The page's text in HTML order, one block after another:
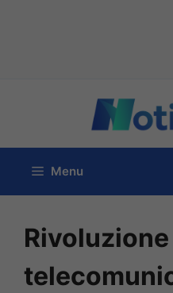
contenuto
Menu